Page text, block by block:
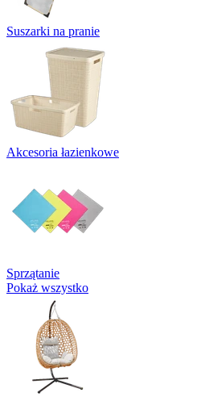
Suszarki na pranie
Akcesoria łazienkowe
Sprzątanie
Pokaż wszystko